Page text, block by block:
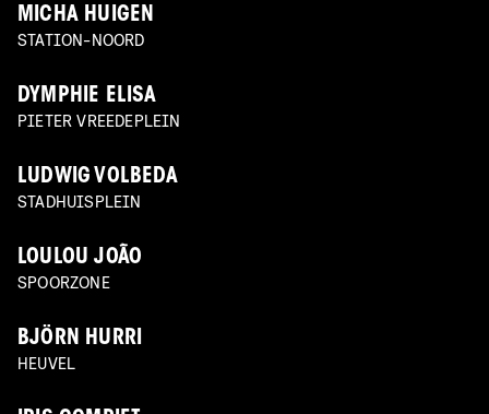
MICHA HUIGEN
STATION-NOORD
DYMPHIE ELISA
PIETER VREEDEPLEIN
LUDWIG VOLBEDA
STADHUISPLEIN
LOULOU JOÃO
SPOORZONE
BJÖRN HURRI
HEUVEL